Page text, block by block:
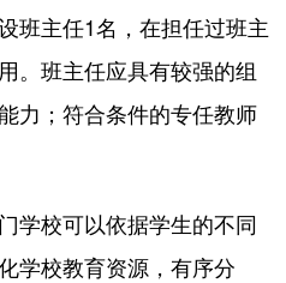
班主任1名，在担任过班主
。班主任应具有较强的组
力；符合条件的专任教师
校可以依据学生的不同
学校教育资源，有序分